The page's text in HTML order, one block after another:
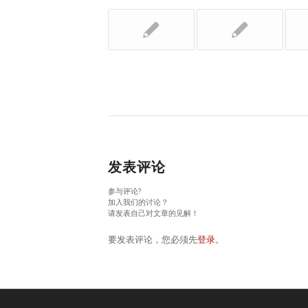
发表评论
参与评论?
加入我们的讨论？
请发表自己对文章的见解！
要发表评论，您必须先登录。